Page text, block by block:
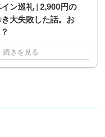
ン巡礼 | 2,900円の
大失敗した話。お
続きを見る